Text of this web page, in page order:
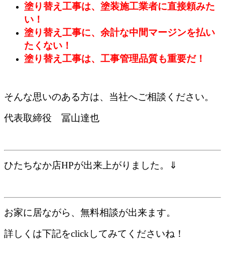
塗り替え工事は、塗装施工業者に直接頼みた
い！
塗り替え工事に、余計な中間マージンを払い
たくない！
塗り替え工事は、工事管理品質も重要だ！
そんな思いのある方は、当社へご相談ください。
代表取締役 冨山達也
ひたちなか店HPが出来上がりました。⇓
お家に居ながら、無料相談が出来ます。
詳しくは下記をclickしてみてくださいね！